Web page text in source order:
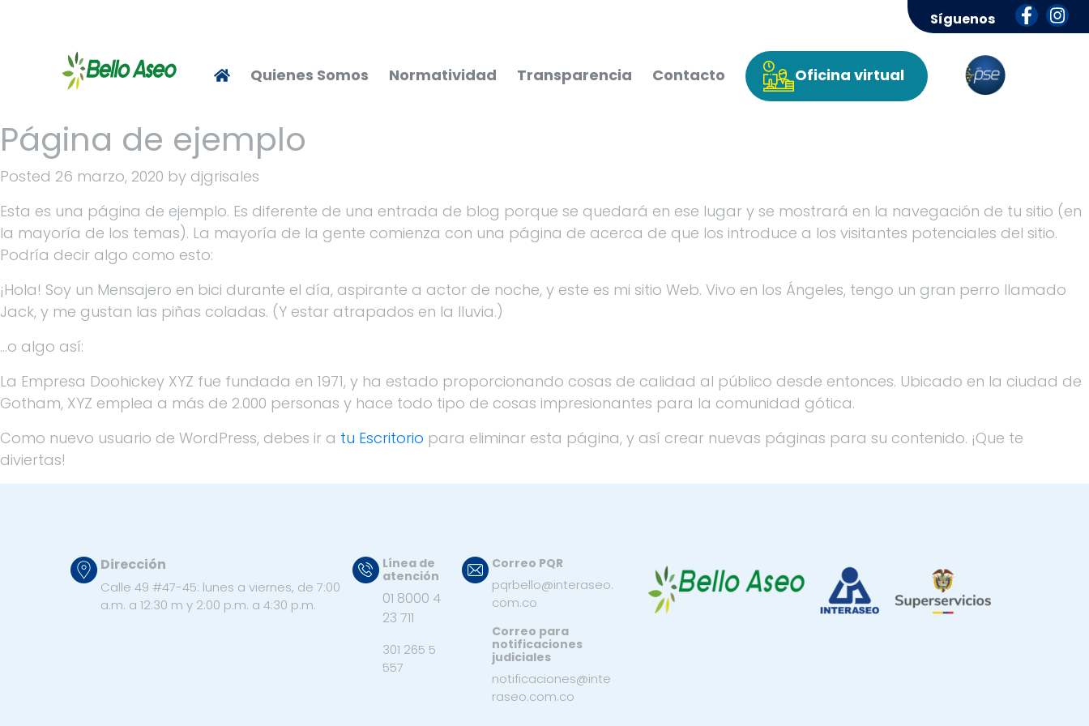
Síguenos
Quienes Somos Normatividad Transparencia Contacto Oficina virtual
Página de ejemplo
Posted 26 marzo, 2020 by djgrisales
Esta es una página de ejemplo. Es diferente de una entrada de blog porque se quedará en ese lugar y se mostrará en la navegación de tu sitio (en
la mayoría de los temas). La mayoría de la gente comienza con una página de acerca de que los introduce a los visitantes potenciales del sitio.
Podría decir algo como esto:
¡Hola! Soy un Mensajero en bici durante el día, aspirante a actor de noche, y este es mi sitio Web. Vivo en los Ángeles, tengo un gran perro llamado
Jack, y me gustan las piñas coladas. (Y estar atrapados en la lluvia.)
…o algo así:
La Empresa Doohickey XYZ fue fundada en 1971, y ha estado proporcionando cosas de calidad al público desde entonces. Ubicado en la ciudad de
Gotham, XYZ emplea a más de 2.000 personas y hace todo tipo de cosas impresionantes para la comunidad gótica.
Como nuevo usuario de WordPress, debes ir a tu Escritorio para eliminar esta página, y así crear nuevas páginas para su contenido. ¡Que te
diviertas!
Dirección
Calle 49 #47-45: lunes a viernes, de 7:00
a.m. a 12:30 m y 2:00 p.m. a 4:30 p.m.
Línea de
atención
01 8000 4
23 711
301 265 5
557
Correo PQR
pqrbello@interaseo.
com.co
Correo para
notificaciones
judiciales
notificaciones@inte
raseo.com.co